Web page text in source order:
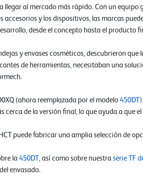
llegar al mercado más rápido. Con un equipo
accesorios y los dispositivos, las marcas
desde el concepto hasta el producto
y envases cosméticos, descubrieron que
de herramientas, necesitaban una
(ahora reemplazada por el modelo 450DT)
cerca de la versión final, lo que ayuda a que
puede fabricar una amplia selección de
la 450DT, así como sobre nuestra serie TF
envasado.